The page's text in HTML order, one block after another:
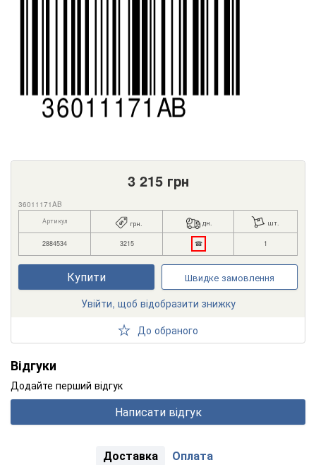
3 215грн
36011171AB
Артикул грн. дн. шт.
2884534 3215 ☎ 1
Купити Швидке замовлення
Увійти, щоб відобразити знижку
До обраного
Відгуки
Додайте перший відгук
Написати відгук
Доставка Оплата